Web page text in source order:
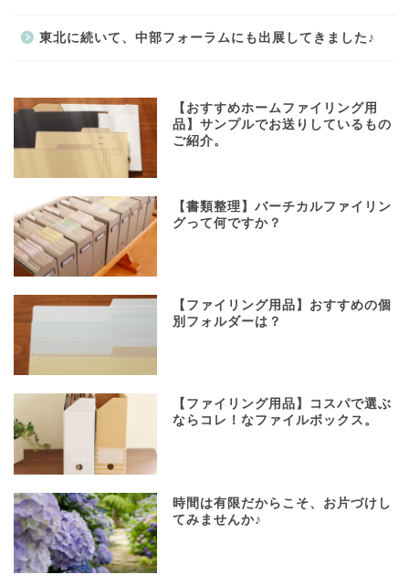
東北に続いて、中部フォーラムにも出展してきました♪
【おすすめホームファイリング用
品】サンプルでお送りしているもの
ご紹介。
【書類整理】バーチカルファイリン
グって何ですか？
【ファイリング用品】おすすめの個
別フォルダーは？
【ファイリング用品】コスパで選ぶ
ならコレ！なファイルボックス。
時間は有限だからこそ、お片づけし
てみませんか♪